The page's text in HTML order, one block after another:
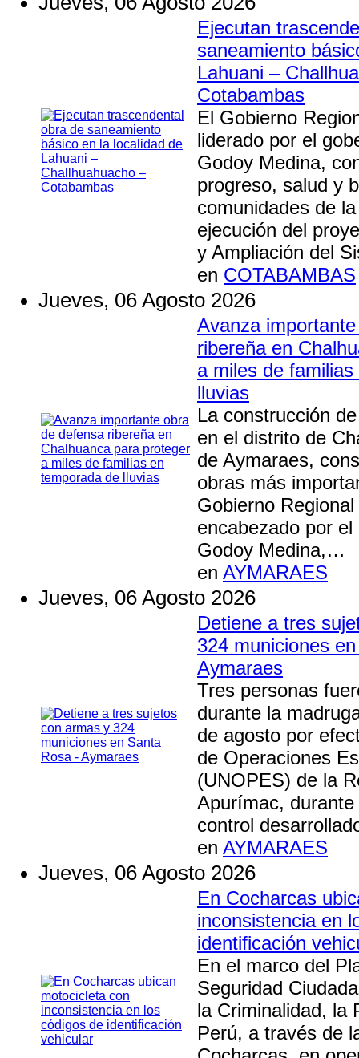
Ejecutan
saneamiento
Lahuani –
Cotabambas
El Gobierno
liderado por el
Godoy Medina,
progreso, salud y
comunidades de
ejecución del
y Ampliación del
en COTABAMBAS
Jueves, 06 Agosto 2026
Avanza
ribereña en
a miles de
lluvias
La construcción
en el distrito de
de Aymaraes,
obras más
Gobierno
encabezado por
Godoy Medina,…
en AYMARAES
Jueves, 06 Agosto 2026
Detiene a tres
324 municiones
Aymaraes
Tres personas
durante la
de agosto por
de Operaciones
(UNOPES) de la
Apurímac,
control
en AYMARAES
Jueves, 06 Agosto 2026
En Cocharcas
inconsistencia en
identificación
En el marco del
Seguridad
la Criminalidad, la
Perú, a través de